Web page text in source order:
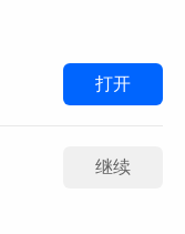
原盘3
打开
继续